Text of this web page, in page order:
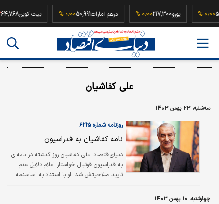
۰٫۰۰ % یورو217,300۰٫۰۰ % درهم امارات50,991۰٫۰۰ % بیت کوین
علی کفاشیان
سه‌شنبه، ۲۳ بهمن ۱۴۰۳
روزنامه شماره ۶۲۲۵
نامه کفاشیان به فدراسیون
دنیای‌اقتصاد: علی کفاشیان روز گذشته در نامه‌ای
به فدراسیون فوتبال خواستار اعلام دلایل عدم
تایید صلاحیتش شد. او با استناد به اساسنامه
چهارشنبه، ۱۰ بهمن ۱۴۰۳